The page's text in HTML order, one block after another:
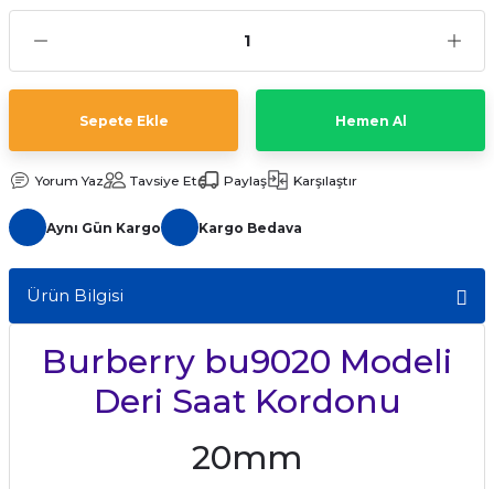
Sepete Ekle Hemen Al
Yorum Yaz Tavsiye Et Paylaş Karşılaştır
Aynı Gün Kargo Kargo Bedava
Ürün Bilgisi
Burberry bu9020 Modeli
Deri Saat Kordonu
20mm